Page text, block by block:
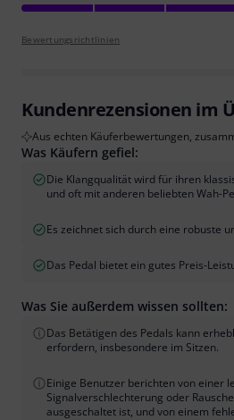
Bewertungsrichtlinien
Kundenrezensionen im
Aus echten Käuferbewertungen,
Was Käufern gefiel:
Die Klangqualität wird für ihren
und oft mit anderen beliebten Wah-
Es zeichnet sich durch eine robuste
Das Pedal bietet ein gutes Preis-
Was Sie außerdem wissen sollten:
Das Betätigen des Pedals kann
erfordern, insbesondere im Sitzen.
Einige Benutzer berichten von einer
Signalverschlechterung oder
ausgeschaltet ist, und von einem